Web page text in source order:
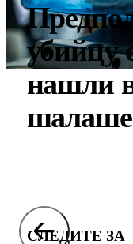
убийцу
нашли
шалаше
СЛЕДИТЕ ЗА